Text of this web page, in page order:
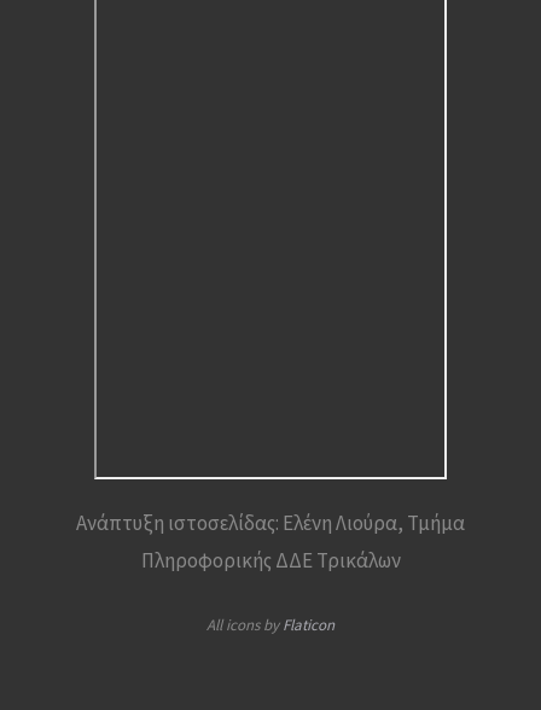
Ανάπτυξη ιστοσελίδας: Ελένη Λιούρα, Τμήμα
Πληροφορικής ΔΔΕ Τρικάλων
All icons byFlaticon